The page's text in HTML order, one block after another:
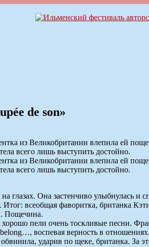
de son»
из Великобритании влепила ей
всего лишь выступить достойно.
из Великобритании влепила ей
всего лишь выступить достойно.
глазах. Она застенчиво улыбнулась
всеобщая фаворитка, британка
Пощечина.
пели очень тоскливые песни.
воспевая верность в
ударив по щеке, британка. За